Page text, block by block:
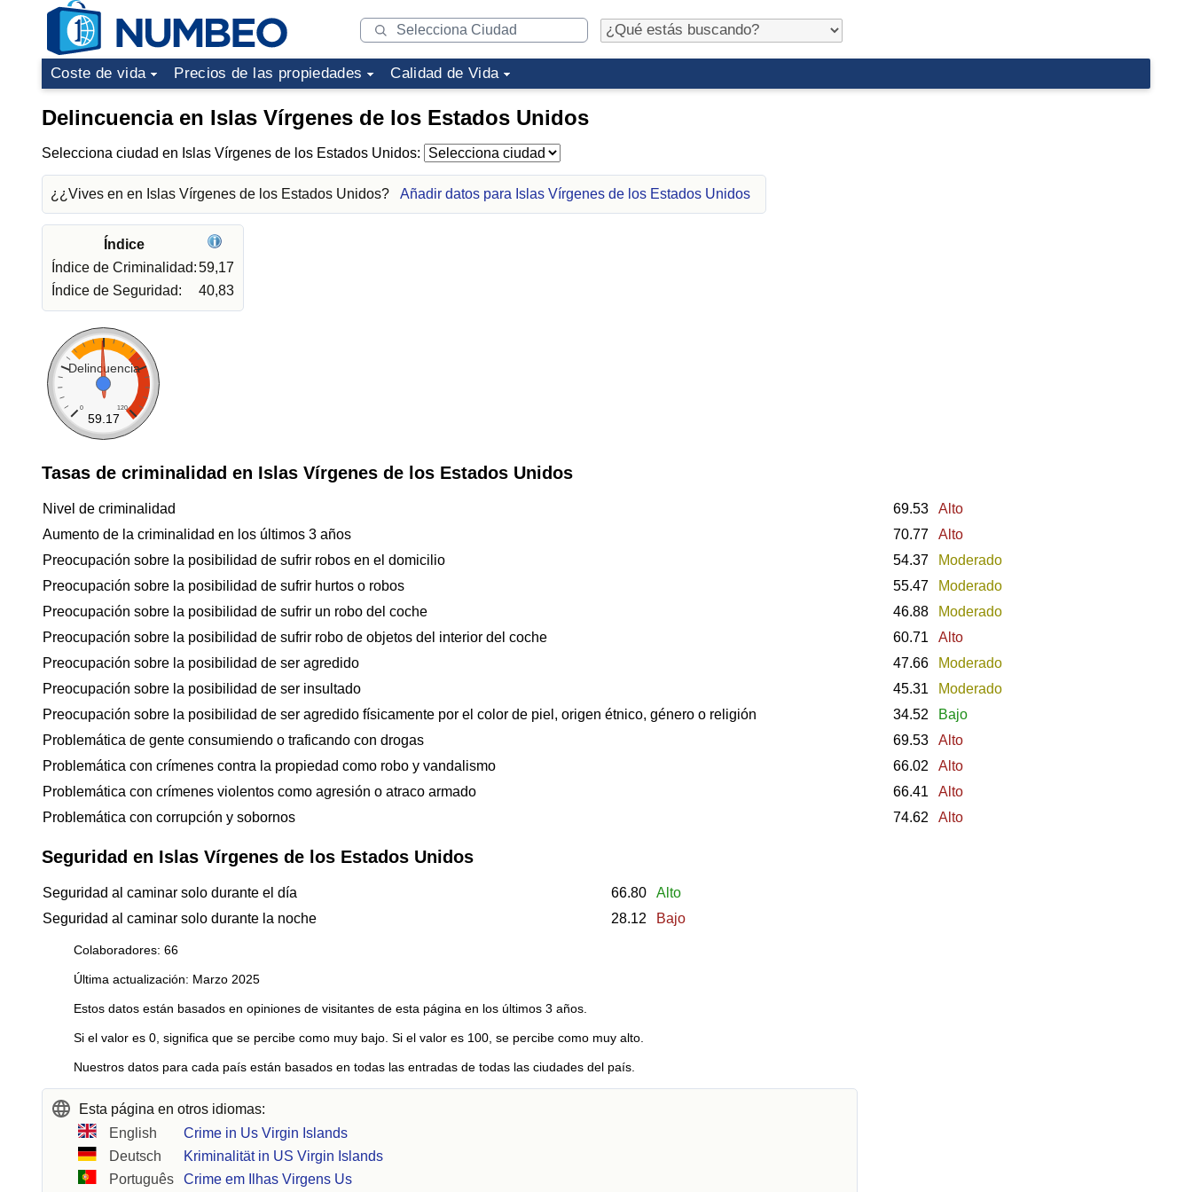
Coste de vida Precios de las propiedades Calidad de Vida
Delincuencia en Islas Vírgenes de los Estados Unidos
Selecciona ciudad en Islas Vírgenes de los Estados Unidos:
¿¿Vives en en Islas Vírgenes de los Estados Unidos? Añadir datos para Islas Vírgenes de los Estados Unidos
Índice
Índice de Criminalidad:59,17
Índice de Seguridad:
40,83
Delincuencia
0 120
59.17
Tasas de criminalidad en Islas Vírgenes de los Estados Unidos
Nivel de criminalidad 69.53
Alto
Aumento de la criminalidad en los últimos 3 años
70.77
Alto
Preocupación sobre la posibilidad de sufrir robos en el domicilio
54.37
Moderado
Preocupación sobre la posibilidad de sufrir hurtos o robos
55.47
Moderado
Preocupación sobre la posibilidad de sufrir un robo del coche
46.88
Moderado
Preocupación sobre la posibilidad de sufrir robo de objetos del interior del coche
60.71
Alto
Preocupación sobre la posibilidad de ser agredido
47.66
Moderado
Preocupación sobre la posibilidad de ser insultado
45.31
Moderado
Preocupación sobre la posibilidad de ser agredido físicamente por el color de piel, origen étnico, género o religión
34.52
Bajo
Problemática de gente consumiendo o traficando con drogas
69.53
Alto
Problemática con crímenes contra la propiedad como robo y vandalismo
66.02
Alto
Problemática con crímenes violentos como agresión o atraco armado
66.41
Alto
Problemática con corrupción y sobornos
74.62 Alto
Seguridad en Islas Vírgenes de los Estados Unidos
Seguridad al caminar solo durante el día 66.80
Alto
Seguridad al caminar solo durante la noche
28.12 Bajo
Colaboradores: 66
Última actualización: Marzo 2025
Estos datos están basados en opiniones de visitantes de esta página en los últimos 3 años.
Si el valor es 0, significa que se percibe como muy bajo. Si el valor es 100, se percibe como muy alto.
Nuestros datos para cada país están basados en todas las entradas de todas las ciudades del país.
Esta página en otros idiomas:
English
Crime in Us Virgin Islands
Deutsch
Kriminalität in US Virgin Islands
Português
Crime em Ilhas Virgens Us